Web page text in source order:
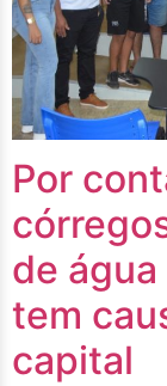
Por
de
tem
capital